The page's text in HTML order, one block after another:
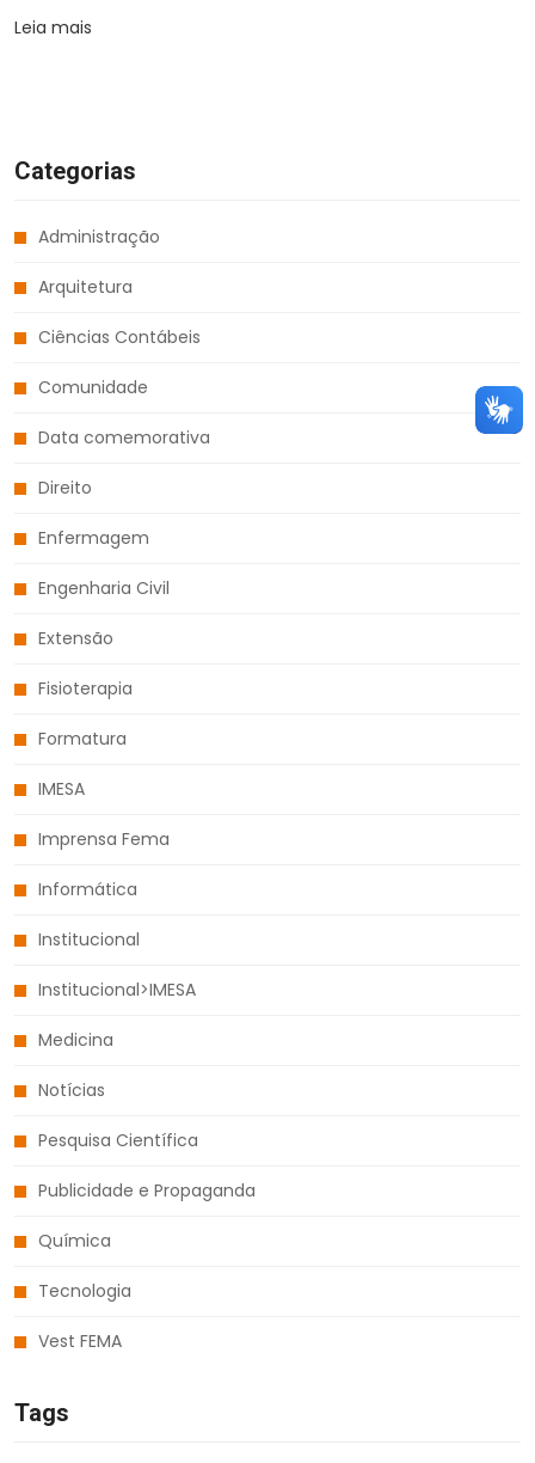
Leia mais
Categorias
Administração
Arquitetura
Ciências Contábeis
Comunidade
Data comemorativa
Direito
Enfermagem
Engenharia Civil
Extensão
Fisioterapia
Formatura
IMESA
Imprensa Fema
Informática
Institucional
Institucional>IMESA
Medicina
Notícias
Pesquisa Científica
Publicidade e Propaganda
Química
Tecnologia
Vest FEMA
Tags